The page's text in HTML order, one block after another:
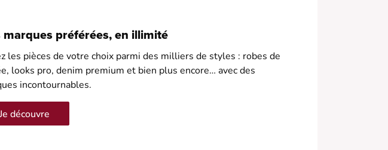
marques préférées, en illimité
les pièces de votre choix parmi des milliers de styles : robes de
looks pro, denim premium et bien plus encore… avec des
incontournables.
Je découvre